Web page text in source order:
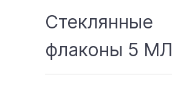
Стеклянные
флаконы 5 МЛ